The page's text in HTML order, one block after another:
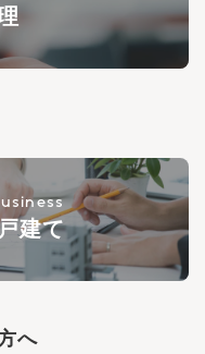
建て
へ